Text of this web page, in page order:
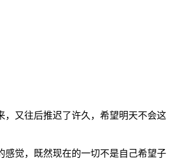
，又往后推迟了许久，希望明天不会这
感觉，既然现在的一切不是自己希望子